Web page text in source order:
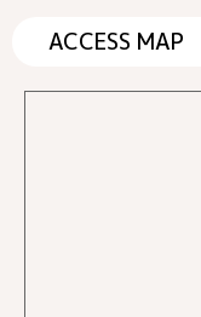
ACCESS MAP